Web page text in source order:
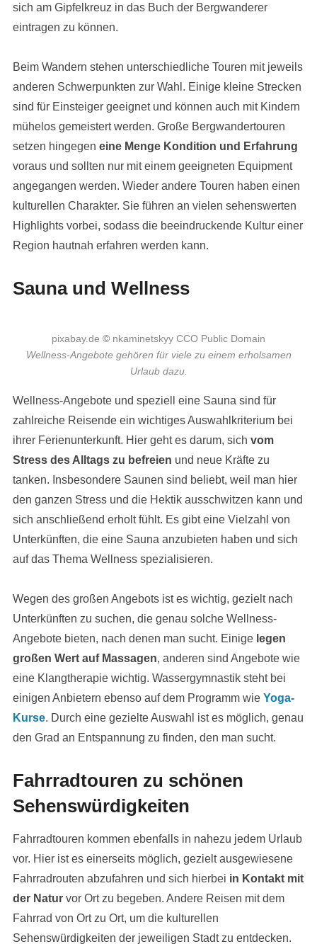
sich am Gipfelkreuz in das Buch der Bergwanderer
eintragen zu können.
Beim Wandern stehen unterschiedliche Touren mit jeweils
anderen Schwerpunkten zur Wahl. Einige kleine Strecken
sind für Einsteiger geeignet und können auch mit Kindern
mühelos gemeistert werden. Große Bergwandertouren
setzen hingegen eine Menge Kondition und Erfahrung
voraus und sollten nur mit einem geeigneten Equipment
angegangen werden. Wieder andere Touren haben einen
kulturellen Charakter. Sie führen an vielen sehenswerten
Highlights vorbei, sodass die beeindruckende Kultur einer
Region hautnah erfahren werden kann.
Sauna und Wellness
pixabay.de © nkaminetskyy CCO Public Domain
Wellness-Angebote gehören für viele zu einem erholsamen
Urlaub dazu.
Wellness-Angebote und speziell eine Sauna sind für
zahlreiche Reisende ein wichtiges Auswahlkriterium bei
ihrer Ferienunterkunft. Hier geht es darum, sich vom
Stress des Alltags zu befreien und neue Kräfte zu
tanken. Insbesondere Saunen sind beliebt, weil man hier
den ganzen Stress und die Hektik ausschwitzen kann und
sich anschließend erholt fühlt. Es gibt eine Vielzahl von
Unterkünften, die eine Sauna anzubieten haben und sich
auf das Thema Wellness spezialisieren.
Wegen des großen Angebots ist es wichtig, gezielt nach
Unterkünften zu suchen, die genau solche Wellness-
Angebote bieten, nach denen man sucht. Einige legen
großen Wert auf Massagen, anderen sind Angebote wie
eine Klangtherapie wichtig. Wassergymnastik steht bei
einigen Anbietern ebenso auf dem Programm wie Yoga-
Kurse. Durch eine gezielte Auswahl ist es möglich, genau
den Grad an Entspannung zu finden, den man sucht.
Fahrradtouren zu schönen
Sehenswürdigkeiten
Fahrradtouren kommen ebenfalls in nahezu jedem Urlaub
vor. Hier ist es einerseits möglich, gezielt ausgewiesene
Fahrradrouten abzufahren und sich hierbei in Kontakt mit
der Naturvor Ort zu begeben. Andere Reisen mit dem
Fahrrad von Ort zu Ort, um die kulturellen
Sehenswürdigkeiten der jeweiligen Stadt zu entdecken.